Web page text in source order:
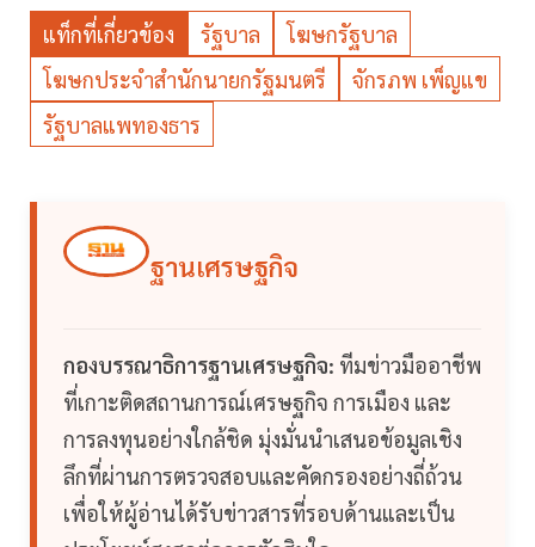
แท็กที่เกี่ยวข้อง รัฐบาล
โฆษกรัฐบาล
โฆษกประจำสำนักนายกรัฐมนตรี
จักรภพ เพ็ญแข
รัฐบาลแพทองธาร
ฐานเศรษฐกิจ
กองบรรณาธิการฐานเศรษฐกิจ: ทีมข่าวมืออาชีพ
ที่เกาะติดสถานการณ์เศรษฐกิจ การเมือง และ
การลงทุนอย่างใกล้ชิด มุ่งมั่นนำเสนอข้อมูลเชิง
ลึกที่ผ่านการตรวจสอบและคัดกรองอย่างถี่ถ้วน
เพื่อให้ผู้อ่านได้รับข่าวสารที่รอบด้านและเป็น